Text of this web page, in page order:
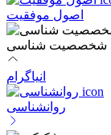
اصول موفقیت
شخصصیت شناسی
انیاگرام
روانشناسی